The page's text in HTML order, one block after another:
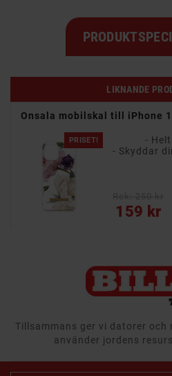
LIKNANDE
Onsala mobilskal till iPhone
PRISET!
-
159 kr
Pris
Tillsammans ger vi datorer och
använder jordens